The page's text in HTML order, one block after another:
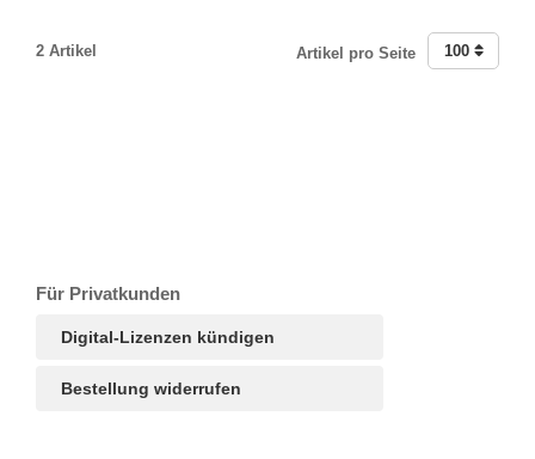
Für Privatkunden
Digital-Lizenzen kündigen
Bestellung widerrufen
2 Artikel Artikel pro Seite 100